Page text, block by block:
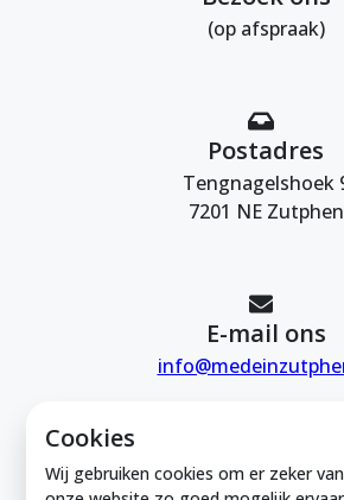
Cookies
Wij gebruiken cookies om er zeker
(op afspraak)
Postadres
Tengnagelshoek
7201 NE Zutphen
E-mail ons